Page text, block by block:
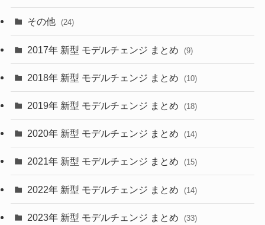
(30)
(27)
(10)
(35)
(10)
(9)
(22)
その他 (24)
2017年 新型 モデルチェンジ まとめ (9)
2018年 新型 モデルチェンジ まとめ (10)
2019年 新型 モデルチェンジ まとめ (18)
2020年 新型 モデルチェンジ まとめ (14)
2021年 新型 モデルチェンジ まとめ (15)
2022年 新型 モデルチェンジ まとめ (14)
2023年 新型 モデルチェンジ まとめ (33)